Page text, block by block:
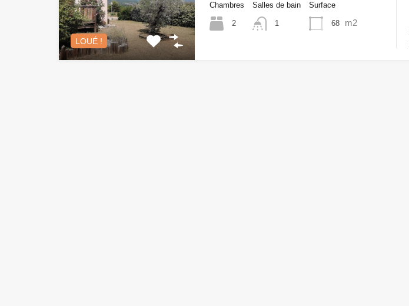
LOUÉ !
Chambres
2
Salles de bain
1
Surface
68 m2